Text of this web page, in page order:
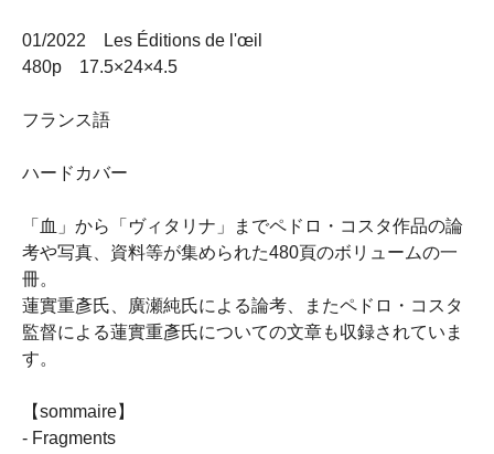
01/2022 Les Éditions de l'œil
480p 17.5×24×4.5
フランス語
ハードカバー
「血」から「ヴィタリナ」までペドロ・コスタ作品の論
考や写真、資料等が集められた480頁のボリュームの一
冊。
蓮實重彥氏、廣瀬純氏による論考、またペドロ・コスタ
監督による蓮實重彥氏についての文章も収録されていま
す。
【sommaire】
- Fragments